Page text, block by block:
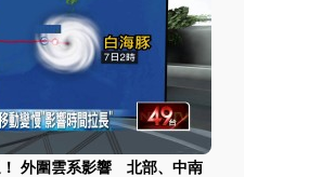
！ 外圍雲系影響 北部、中南